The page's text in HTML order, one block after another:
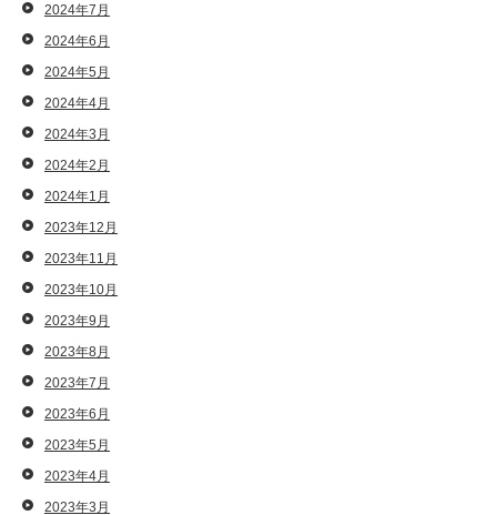
2024年7月
2024年6月
2024年5月
2024年4月
2024年3月
2024年2月
2024年1月
2023年12月
2023年11月
2023年10月
2023年9月
2023年8月
2023年7月
2023年6月
2023年5月
2023年4月
2023年3月